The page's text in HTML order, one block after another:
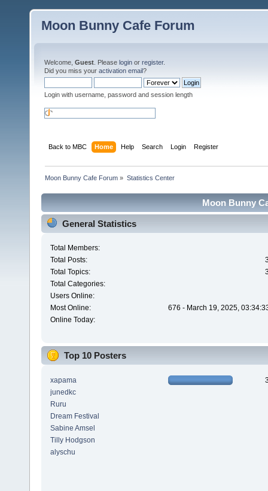
Moon Bunny Cafe Forum
Welcome, Guest . Please login or register.
Did you miss your activation email?
Login with username, password and session length
Back to MBC Home Help Search Login Register
Moon Bunny Cafe Forum » Statistics Center
Moon Bunny
General Statistics
Total Members:
Total Posts:
Total Topics:
Total Categories:
Users Online:
Most Online:
676 - March 19, 2025,
Online Today:
Top 10 Posters
xapama
junedkc
Ruru
Dream Festival
Sabine Amsel
Tilly Hodgson
alyschu